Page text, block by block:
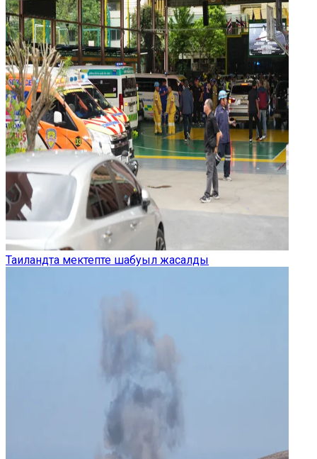
Таиландта мектепте шабуыл жасалды